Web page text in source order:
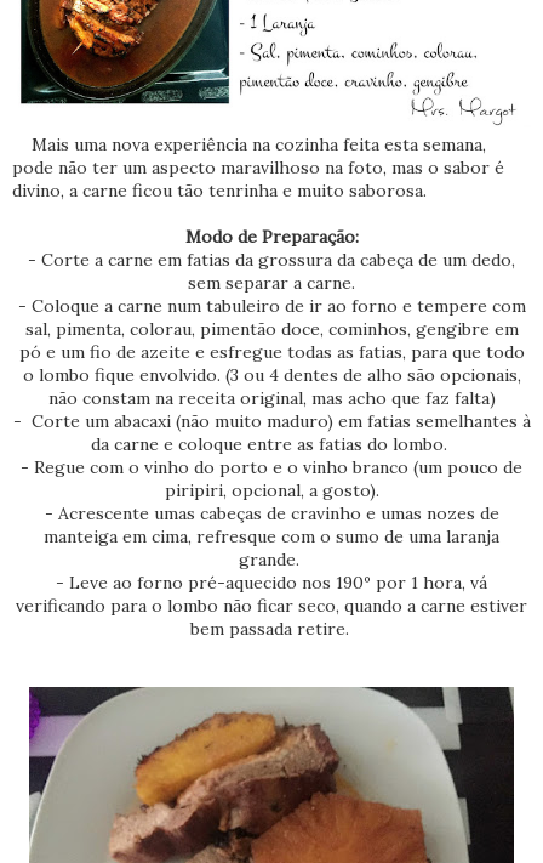
Mais uma nova experiência na cozinha feita esta semana,
pode não ter um aspecto maravilhoso na foto, mas o sabor é
divino, a carne ficou tão tenrinha e muito saborosa.
Modo de Preparação:
- Corte a carne em fatias da grossura da cabeça de um dedo,
sem separar a carne.
- Coloque a carne num tabuleiro de ir ao forno e tempere com
sal, pimenta, colorau, pimentão doce, cominhos, gengibre em
pó e um fio de azeite e esfregue todas as fatias, para que todo
o lombo fique envolvido. (3 ou 4 dentes de alho são opcionais,
não constam na receita original, mas acho que faz falta)
- Corte um abacaxi (não muito maduro) em fatias semelhantes à
da carne e coloque entre as fatias do lombo.
- Regue com o vinho do porto e o vinho branco (um pouco de
piripiri, opcional, a gosto).
- Acrescente umas cabeças de cravinho e umas nozes de
manteiga em cima, refresque com o sumo de uma laranja
grande.
- Leve ao forno pré-aquecido nos 190º por 1 hora, vá
verificando para o lombo não ficar seco, quando a carne estiver
bem passada retire.